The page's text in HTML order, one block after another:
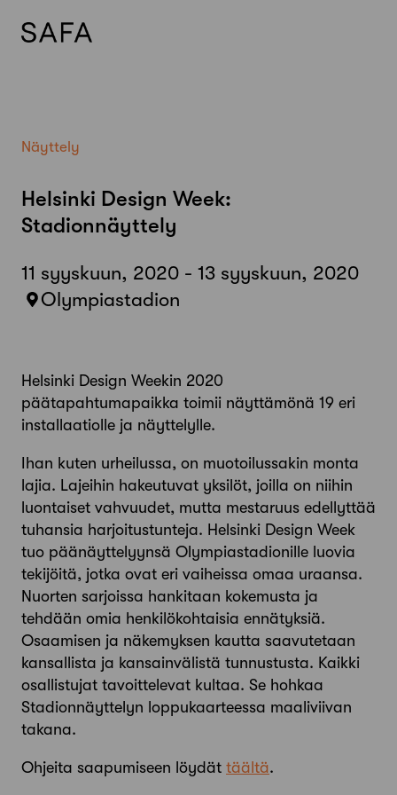
Näyttely
Helsinki Design Week:
Stadionnäyttely
11 syyskuun, 2020 - 13 syyskuun, 2020
Olympiastadion
Helsinki Design Weekin 2020
päätapahtumapaikka toimii näyttämönä 19 eri
installaatiolle ja näyttelylle.
Ihan kuten urheilussa, on muotoilussakin monta
lajia. Lajeihin hakeutuvat yksilöt, joilla on niihin
luontaiset vahvuudet, mutta mestaruus edellyttää
tuhansia harjoitustunteja. Helsinki Design Week
tuo päänäyttelyynsä Olympiastadionille luovia
tekijöitä, jotka ovat eri vaiheissa omaa uraansa.
Nuorten sarjoissa hankitaan kokemusta ja
tehdään omia henkilökohtaisia ennätyksiä.
Osaamisen ja näkemyksen kautta saavutetaan
kansallista ja kansainvälistä tunnustusta. Kaikki
osallistujat tavoittelevat kultaa. Se hohkaa
Stadionnäyttelyn loppukaarteessa maaliviivan
takana.
Ohjeita saapumiseen löydät täältä.